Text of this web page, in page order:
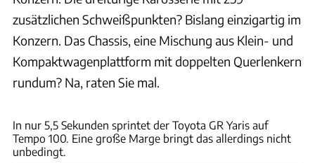
zusätzlichen Schweißpunkten? Bislang einzigartig im
Konzern. Das Chassis, eine Mischung aus Klein- und
Kompaktwagenplattform mit doppelten Querlenkern
rundum? Na, raten Sie mal.
In nur 5,5 Sekunden sprintet der Toyota GR Yaris auf
Tempo 100. Eine große Marge bringt das allerdings nicht
unbedingt.